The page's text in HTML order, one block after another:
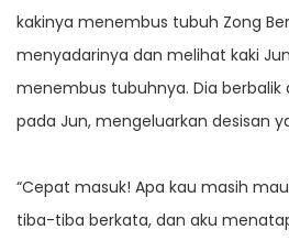
kakinya menembus tubuh Zong
menyadarinya dan melihat kaki
menembus tubuhnya. Dia
pada Jun, mengeluarkan desisan
“Cepat masuk! Apa kau masih
tiba-tiba berkata, dan aku